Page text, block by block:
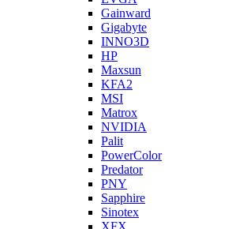
Gainward
Gigabyte
INNO3D
HP
Maxsun
KFA2
MSI
Matrox
NVIDIA
Palit
PowerColor
Predator
PNY
Sapphire
Sinotex